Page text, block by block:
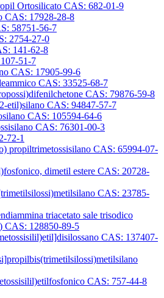
Ortosilicato CAS: 682-01-9
CAS: 17928-28-8
58751-56-7
2754-27-0
141-62-8
51-7
CAS: 17905-99-6
CAS: 33525-68-7
CAS: 79876-59-8
etil)silano CAS: 94847-57-7
CAS: 105594-64-6
CAS: 76301-00-3
72-1
propiltrimetossisilano CAS: 65994-07-
dimetil estere CAS: 20728-
CAS: 23785-
triacetato sale trisodico
CAS: 128850-89-5
CAS: 137407-
CAS: 757-44-8